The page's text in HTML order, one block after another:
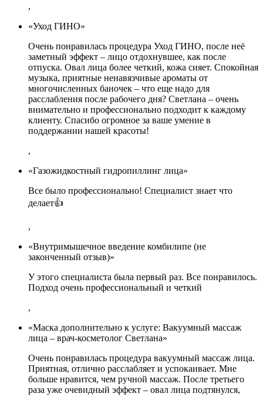
,
«Уход ГИНО»
Очень понравилась процедура Уход ГИНО, после неё
заметный эффект – лицо отдохнувшее, как после
отпуска. Овал лица более четкий, кожа сияет. Спокойная
музыка, приятные ненавязчивые ароматы от
многочисленных баночек – что еще надо для
расслабления после рабочего дня? Светлана – очень
внимательно и профессионально подходит к каждому
клиенту. Спасибо огромное за ваше умение в
поддержании нашей красоты!
,
«Газожидкостный гидропиллинг лица»
Все было профессионально! Специалист знает что
делает👍
,
«Внутримышечное введение комбилипе (не
законченный отзыв)»
У этого специалиста была первый раз. Все понравилось.
Подход очень профессиональный и четкий
,
«Маска дополнительно к услуге: Вакуумный массаж
лица – врач-косметолог Светлана»
Очень понравилась процедура вакуумный массаж лица.
Приятная, отлично расслабляет и успокаивает. Мне
больше нравится, чем ручной массаж. После третьего
раза уже очевидный эффект – овал лица подтянулся,